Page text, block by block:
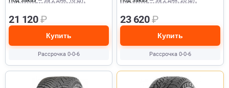
21 120₽
Купить
Рассрочка 0-0-6
23 620₽
Купить
Рассрочка 0-0-6